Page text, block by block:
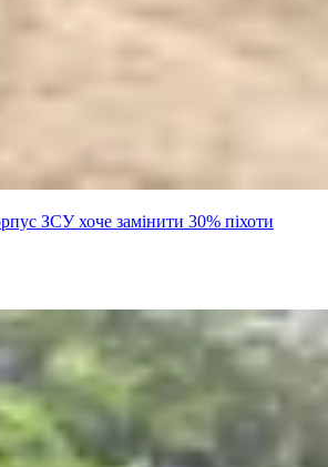
ЗСУ хоче замінити 30% піхоти